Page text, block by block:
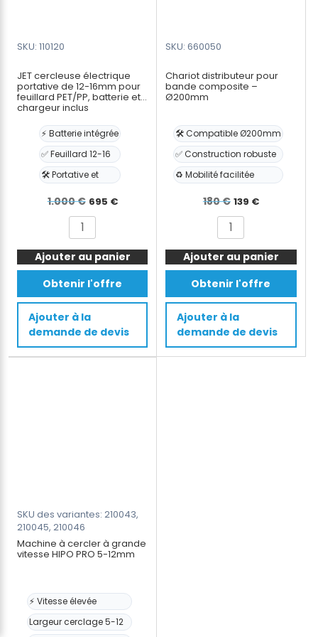
SKU: 110120
JET cercleuse électrique
portative de 12-16mm pour
feuillard PET/PP, batterie et
chargeur inclus
⚡ Batterie intégrée
✅ Feuillard 12-16
🛠️ Portative et
1.000€ Le
prix
initial
était :
1.000 €.
695 €Le
est :
695 €.
quantité
de
JET
cercleuse
électrique
portative
de
12-
16mm
Ajouter au panier
Obtenir l'offre
Ajouter à la
demande de devis
SKU: 660050
Chariot distributeur pour
bande composite –
Ø200mm
🛠️ Compatible Ø200mm
✅ Construction robuste
♻️ Mobilité facilitée
180€ Le
prix
initial
était :
180 €.
139 €Le
est :
139 €.
quantité
de
Chariot
distributeur
pour
bande
composite
-
Ø200mm
Ajouter au panier
Obtenir l'offre
Ajouter à la
demande de devis
SKU des variantes: 210043,
210045, 210046
Machine à cercler à grande
vitesse HIPO PRO 5-12mm
⚡ Vitesse élevée
Largeur cerclage 5-12